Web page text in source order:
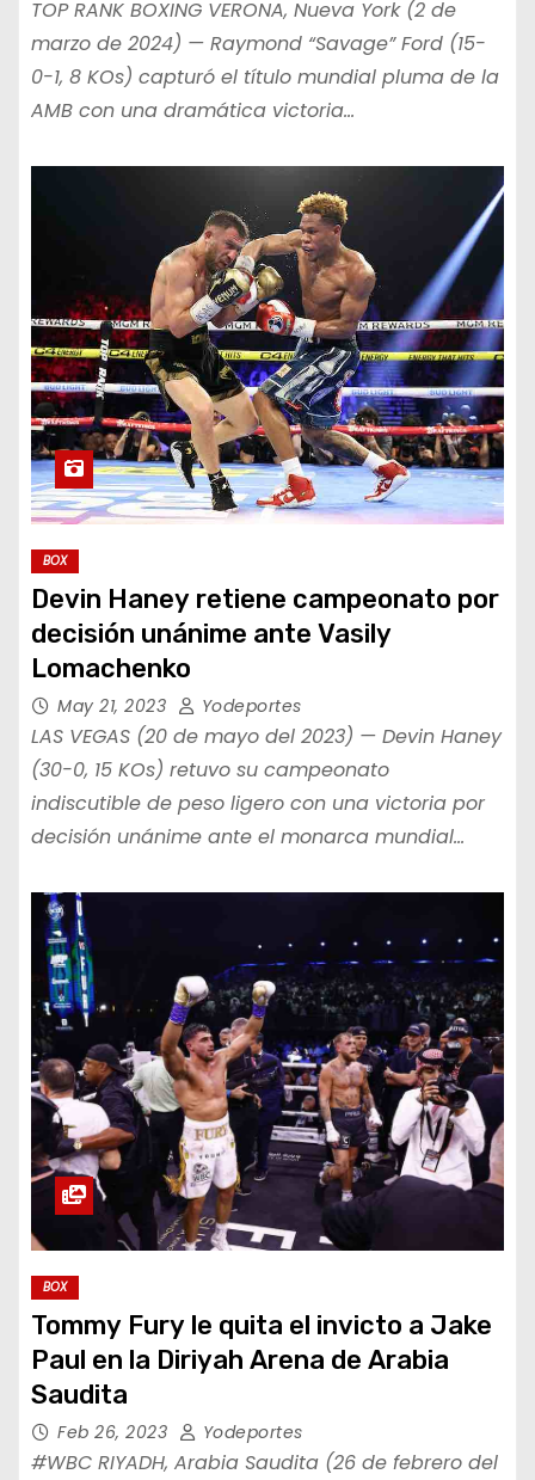
TOP RANK BOXING VERONA, Nueva York (2 de
marzo de 2024) — Raymond “Savage” Ford (15-
0-1, 8 KOs) capturó el título mundial pluma de la
AMB con una dramática victoria…
BOX
Devin Haney retiene campeonato por
decisión unánime ante Vasily
Lomachenko
May 21, 2023 Yodeportes
LAS VEGAS (20 de mayo del 2023) — Devin Haney
(30-0, 15 KOs) retuvo su campeonato
indiscutible de peso ligero con una victoria por
decisión unánime ante el monarca mundial…
BOX
Tommy Fury le quita el invicto a Jake
Paul en la Diriyah Arena de Arabia
Saudita
Feb 26, 2023 Yodeportes
#WBC RIYADH, Arabia Saudita (26 de febrero del